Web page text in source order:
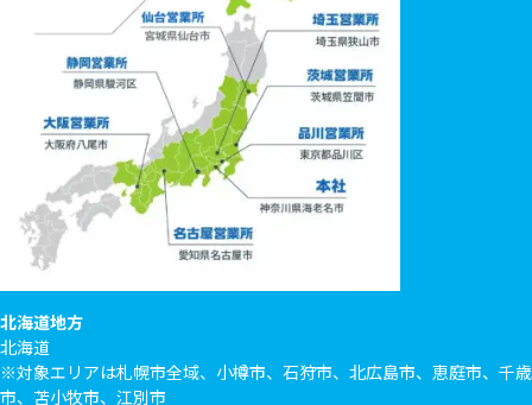
北海道地方
北海道
※対象エリアは札幌市全域、小樽市、石狩市、北広島市、恵庭市、千歳
市、苫小牧市、江別市